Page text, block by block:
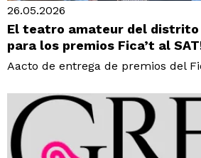
26.05.2026
El teatro amateur del distrito
para los premios Fica’t al
Aacto de entrega de premios del